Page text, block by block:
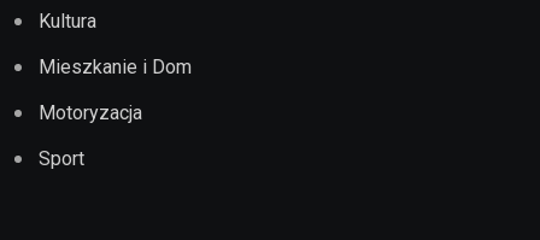
Kultura
Mieszkanie i Dom
Motoryzacja
Sport